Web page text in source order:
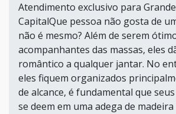
Atendimento exclusivo para
CapitalQue pessoa não gosta de
não é mesmo? Além de serem
acompanhantes das massas, eles
romântico a qualquer jantar. No
eles fiquem organizados
de alcance, é fundamental que
se deem em uma adega de madeira